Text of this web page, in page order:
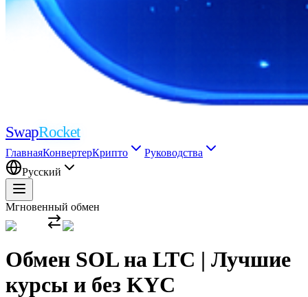
SwapRocket
ГлавнаяКонвертерКрипто
Руководства
Русский
Мгновенный обмен
Обмен SOL на LTC | Лучшие
курсы и без KYC